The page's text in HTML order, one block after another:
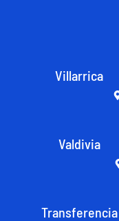
Villarrica
Valdivia
Transferencia